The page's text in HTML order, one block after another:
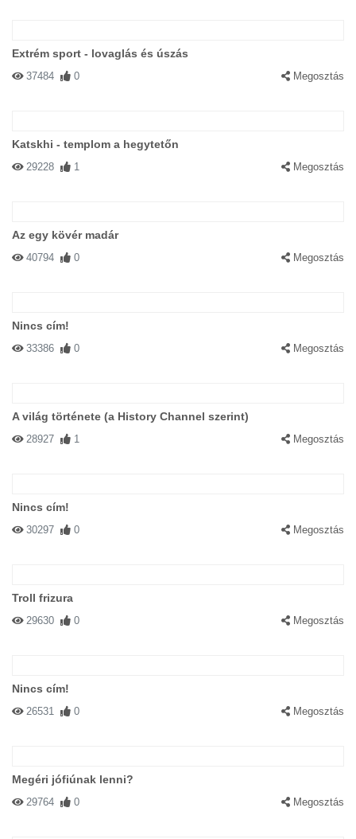
Extrém sport - lovaglás és úszás
37484 0 Megosztás
Katskhi - templom a hegytetőn
29228 1 Megosztás
Az egy kövér madár
40794 0 Megosztás
Nincs cím!
33386 0 Megosztás
A világ története (a History Channel szerint)
28927 1 Megosztás
Nincs cím!
30297 0 Megosztás
Troll frizura
29630 0 Megosztás
Nincs cím!
26531 0 Megosztás
Megéri jófiúnak lenni?
29764 0 Megosztás